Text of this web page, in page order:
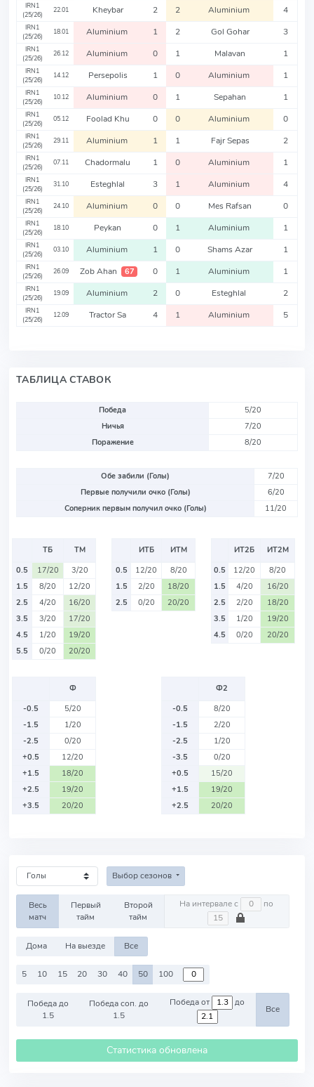
IRN1
(25/26)
22.01 Kheybar 2 2 Aluminium 4
IRN1
(25/26)
18.01 Aluminium 1 2 Gol Gohar 3
IRN1
(25/26)
26.12 Aluminium 0 1 Malavan 1
IRN1
(25/26)
14.12 Persepolis 1 0 Aluminium 1
IRN1
(25/26)
10.12 Aluminium 0 1 Sepahan 1
IRN1
(25/26)
05.12 Foolad Khu 0 0 Aluminium 0
IRN1
(25/26)
29.11 Aluminium 1 1 Fajr Sepas 2
IRN1
(25/26)
07.11 Chadormalu 1 0 Aluminium 1
IRN1
(25/26)
31.10 Esteghlal 3 1 Aluminium 4
IRN1
(25/26)
24.10 Aluminium 0 0 Mes Rafsan 0
IRN1
(25/26)
18.10 Peykan 0 1 Aluminium 1
IRN1
(25/26)
03.10 Aluminium 1 0 Shams Azar 1
IRN1
(25/26)
26.09 Zob Ahan 67 0 1 Aluminium 1
IRN1
(25/26)
19.09 Aluminium 2 0 Esteghlal 2
IRN1
(25/26)
12.09 Tractor Sa 4 1 Aluminium 5
ТАБЛИЦА СТАВОК
Победа
5/20
Ничья
7/20
Поражение
8/20
Обе забили (Голы)
7/20
Первые получили очко (Голы)
6/20
Соперник первым получил очко (Голы)
11/20
ТБ
ТМ
0.5
17/20
3/20
1.5
8/20
12/20
2.5
4/20
16/20
3.5
3/20
17/20
4.5
1/20
19/20
5.5
0/20 20/20
ИТБ
ИТМ
0.5
12/20
8/20
1.5
2/20
18/20
2.5
0/20 20/20
ИТ2Б
ИТ2М
0.5
12/20
8/20
1.5
4/20
16/20
2.5
2/20
18/20
3.5
1/20
19/20
4.5
0/20 20/20
Ф
-0.5
5/20
-1.5
1/20
-2.5
0/20
+0.5
12/20
+1.5
18/20
+2.5
19/20
+3.5
20/20
Ф2
-0.5
8/20
-1.5
2/20
-2.5
1/20
-3.5
0/20
+0.5
15/20
+1.5
19/20
+2.5
20/20
Выбор сезонов
Весь
матч
Первый
тайм
Второй
тайм
На интервале с по
Дома На выезде Все
5 10 15 20 30 40 50 100
Победа до
1.5
Победа соп. до
1.5
Победа от до
Все
Статистика обновлена